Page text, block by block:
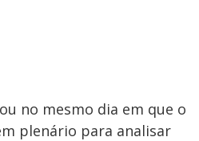
no mesmo dia em que o
plenário para analisar